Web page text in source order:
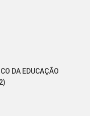
DA EDUCAÇÃO